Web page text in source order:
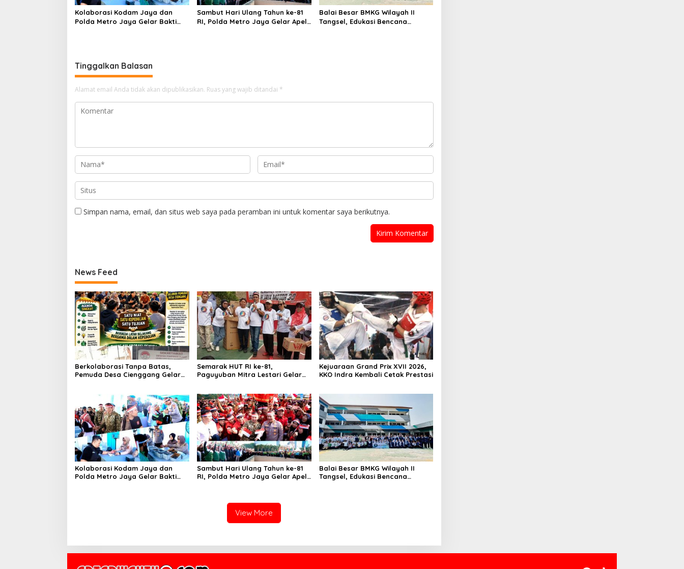
Kolaborasi Kodam Jaya dan
Polda Metro Jaya Gelar Bakti
Sambut Hari Ulang Tahun ke-81
RI, Polda Metro Jaya Gelar Apel
Balai Besar BMKG Wilayah II
Tangsel, Edukasi Bencana
Tinggalkan Balasan
Alamat email Anda tidak akan dipublikasikan. Ruas yang wajib ditandai *
Simpan nama, email, dan situs web saya pada peramban ini untuk komentar saya berikutnya.
News Feed
Berkolaborasi Tanpa Batas,
Pemuda Desa Cienggang Gelar
Semarak HUT RI ke-81,
Paguyuban Mitra Lestari Gelar
Kejuaraan Grand Prix XVII 2026,
KKO Indra Kembali Cetak Prestasi
Kolaborasi Kodam Jaya dan
Polda Metro Jaya Gelar Bakti
Sambut Hari Ulang Tahun ke-81
RI, Polda Metro Jaya Gelar Apel
Balai Besar BMKG Wilayah II
Tangsel, Edukasi Bencana
View More